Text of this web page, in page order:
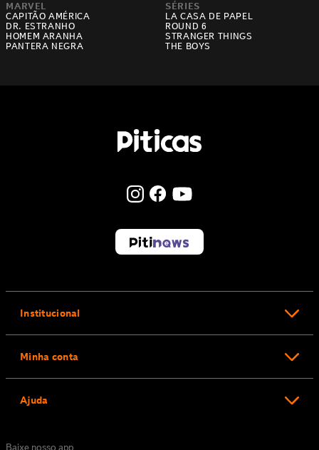
MARVEL
CAPITÃO AMÉRICA
DR. ESTRANHO
HOMEM ARANHA
PANTERA NEGRA
SÉRIES
LA CASA DE PAPEL
ROUND 6
STRANGER THINGS
THE BOYS
Institucional
Minha conta
Ajuda
Baixe nosso app